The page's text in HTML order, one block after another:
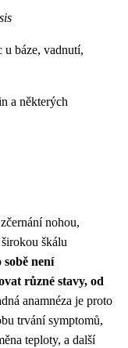
u báze, vadnutí,
a některých
nohou,
škálu
sobě není
různé stavy, od
anamnéza je proto
trvání symptomů,
teploty, a další